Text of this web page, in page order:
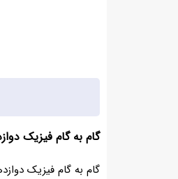
گام به گام فیزیک
گام به گام فیزیک